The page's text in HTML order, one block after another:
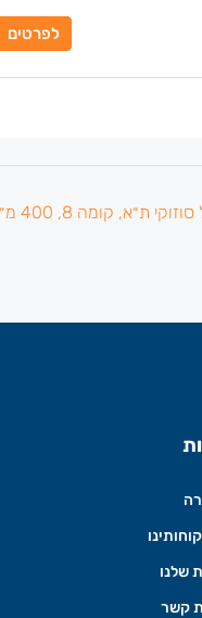
לפרטים
שלנו
קשר